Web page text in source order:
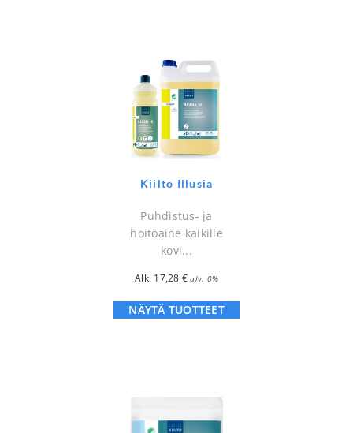
Kiilto Illusia
Puhdistus- ja
hoitoaine kaikille
kovi...
Alk. 17,28 € alv. 0%
NÄYTÄ TUOTTEET